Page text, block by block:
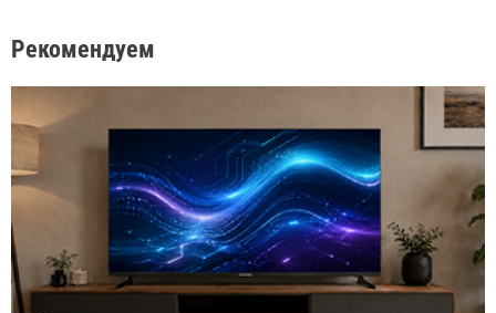
Рекомендуем